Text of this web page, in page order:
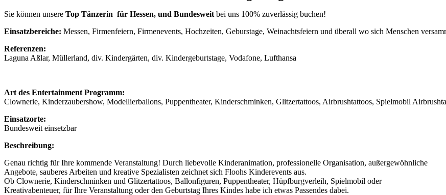
Sie können unsere Top Tänzerin für Hessen, und Bundesweit bei uns 100% zuverlässig buchen!
Einsatzbereiche: Messen, Firmenfeiern, Firmenevents, Hochzeiten, Geburstage, Weinachtsfeiern und überall wo sich Menschen
Referenzen:
Laguna Aßlar, Müllerland, div. Kindergärten, div. Kindergeburtstage, Vodafone, Lufthansa
Art des Entertainment Programm:
Clownerie, Kinderzaubershow, Modellierballons, Puppentheater, Kinderschminken, Glitzertattoos, Airbrushtattoos, Spielmobil
Einsatzorte:
Bundesweit einsetzbar
Beschreibung:
Genau richtig für Ihre kommende Veranstaltung! Durch liebevolle Kinderanimation, professionelle Organisation, außergewöhnliche
Angebote, sauberes Arbeiten und kreative Spezialisten zeichnet sich Floohs Kinderevents aus.
Ob Clownerie, Kinderschminken und Glitzertattoos, Ballonfiguren, Puppentheater, Hüpfburgverleih, Spielmobil oder
Kreativabenteuer, für Ihre Veranstaltung oder den Geburtstag Ihres Kindes habe ich etwas Passendes dabei.